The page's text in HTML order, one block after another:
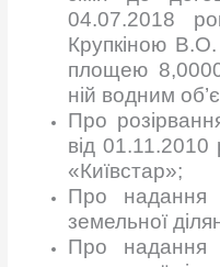
04.07.2018
Крупкіною
площею
ній водним
Про
від 01.11.2010
«Київстар»;
Про
земельної
Про